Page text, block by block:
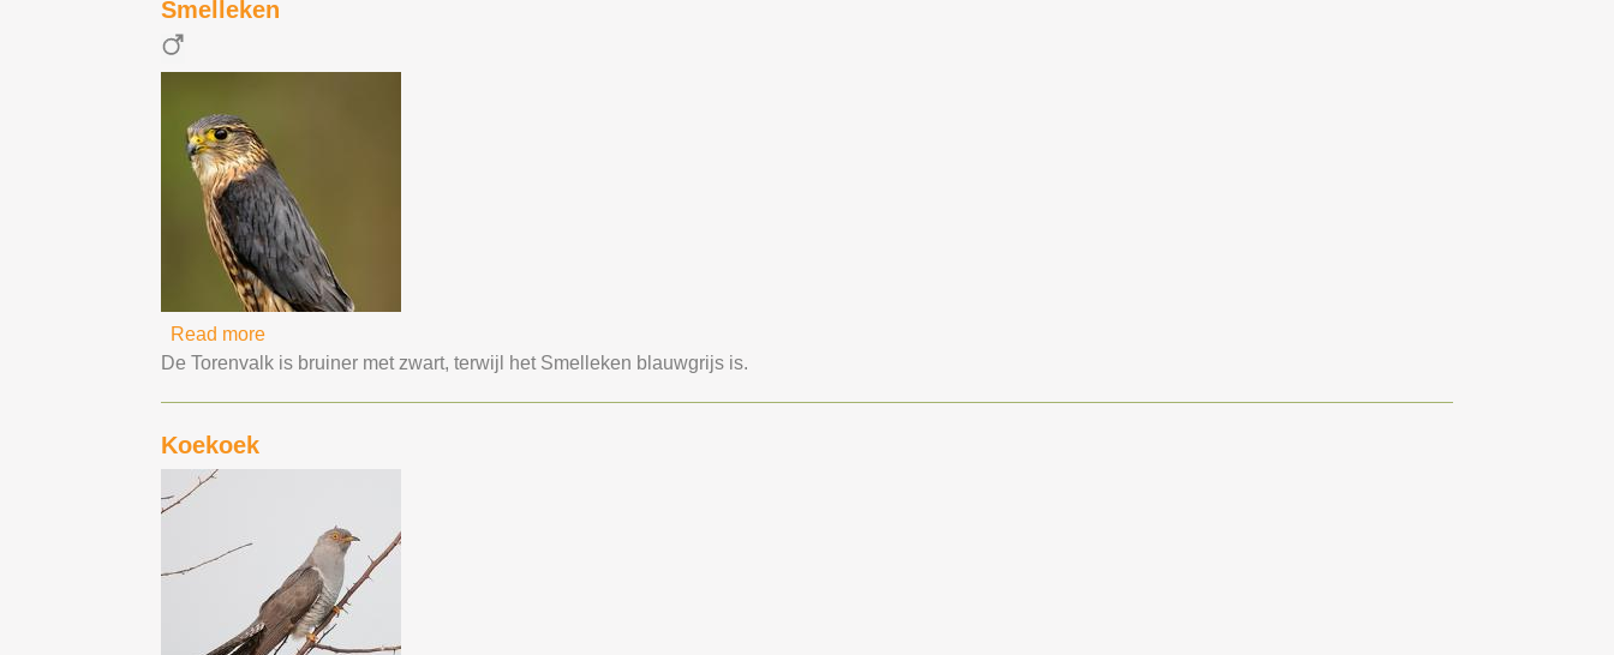
Smelleken
Read more
De Torenvalk is bruiner met zwart, terwijl het Smelleken blauwgrijs is.
Koekoek